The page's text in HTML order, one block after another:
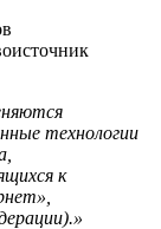
технологии
к